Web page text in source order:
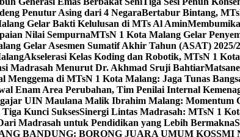
Penutur Asing dari 4 NegaraBertabur Bintang,
Gelar Bakti Kelulusan di MTs Al Amin
Nilai SempurnaMTsN 1 Kota Malang Gelar
Gelar Asesmen Sumatif Akhir Tahun (ASAT) 2025/
Akselerasi Kelas Koding dan Robotik, MTsN 1
Madrasah Menurut Dr. Akhmad Sruji Bahtiar
Menggema di MTsN 1 Kota Malang: Jaga Tunas
Enam Area Perubahan, Tim Penilai Internal
UIN Maulana Malik Ibrahim Malang:
Kunci SuksesSinergi Lintas Madrasah: MTsN 1
Madrasah untuk Pendidikan yang Lebih Bermakna
BANDUNG: BORONG JUARA UMUM